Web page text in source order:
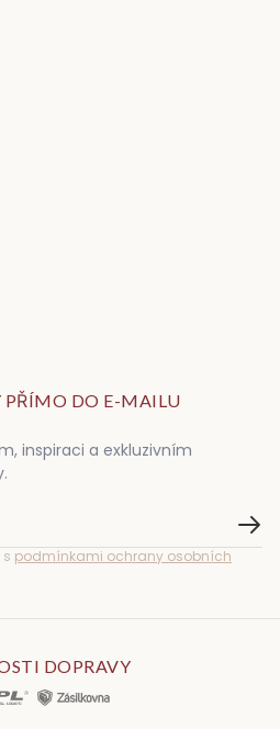
PŘÍMO DO E-MAILU
inspiraci a exkluzivním
podmínkami ochrany osobních
DOPRAVY